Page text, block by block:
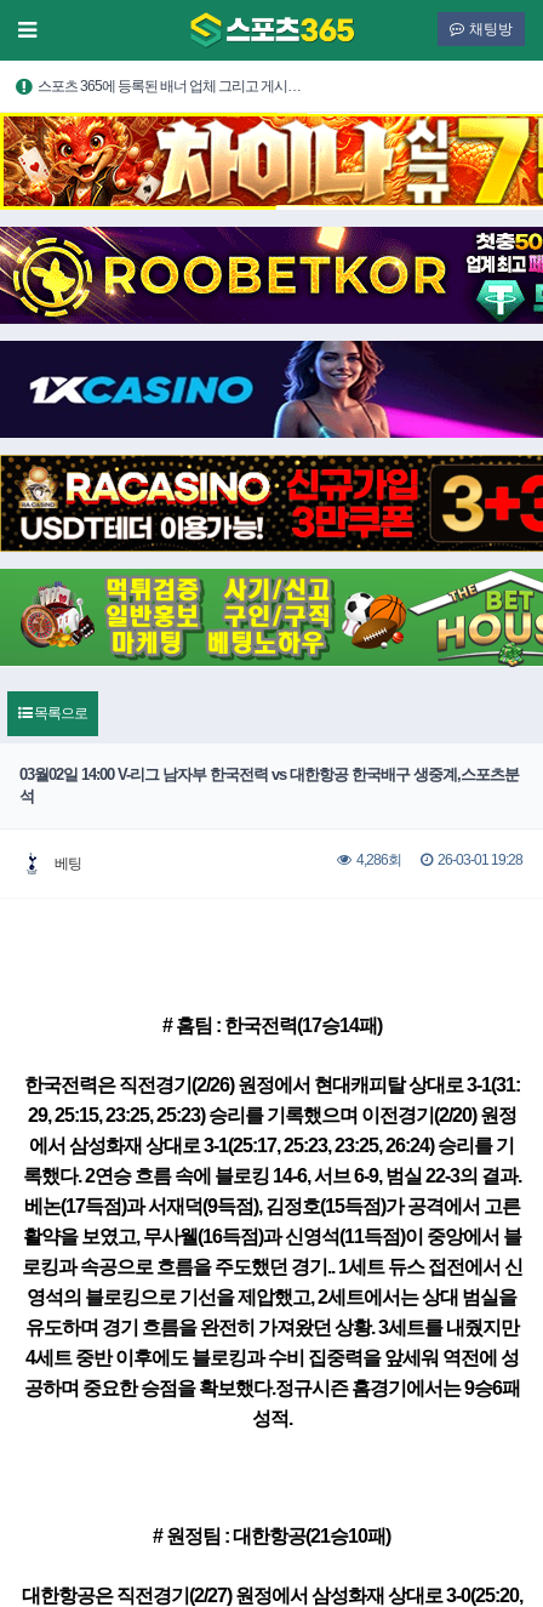
채팅방
스포츠 365에 등록된 배너 업체 그리고 게시…
목록으로
03월02일 14:00 V-리그 남자부 한국전력 vs 대한항공 한국배구 생중계,스포츠분
석
베팅 4,286회 26-03-01 19:28
# 홈팀 : 한국전력(17승14패)
한국전력은 직전경기(2/26) 원정에서 현대캐피탈 상대로 3-1(31:
29, 25:15, 23:25, 25:23) 승리를 기록했으며 이전경기(2/20) 원정
에서 삼성화재 상대로 3-1(25:17, 25:23, 23:25, 26:24) 승리를 기
록했다. 2연승 흐름 속에 블로킹 14-6, 서브 6-9, 범실 22-3의 결과.
베논(17득점)과 서재덕(9득점), 김정호(15득점)가 공격에서 고른
활약을 보였고, 무사웰(16득점)과 신영석(11득점)이 중앙에서 블
로킹과 속공으로 흐름을 주도했던 경기.. 1세트 듀스 접전에서 신
영석의 블로킹으로 기선을 제압했고, 2세트에서는 상대 범실을
유도하며 경기 흐름을 완전히 가져왔던 상황. 3세트를 내줬지만
4세트 중반 이후에도 블로킹과 수비 집중력을 앞세워 역전에 성
공하며 중요한 승점을 확보했다.정규시즌 홈경기에서는 9승6패
성적.
# 원정팀 : 대한항공(21승10패)
대한항공은 직전경기(2/27) 원정에서 삼성화재 상대로 3-0(25:20,